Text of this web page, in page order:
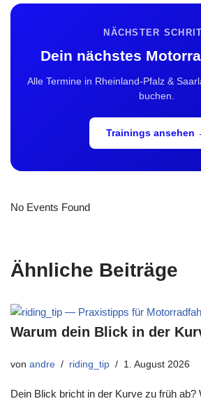
NÄCHSTER
Dein nächstes
Alle Termine in Rheinland-Pfalz &
buchen.
Trainings ansehen
No Events Found
Ähnliche Beiträge
Warum dein Blick in der
von andre riding_tip 1. August 2026
Dein Blick bricht in der Kurve zu früh